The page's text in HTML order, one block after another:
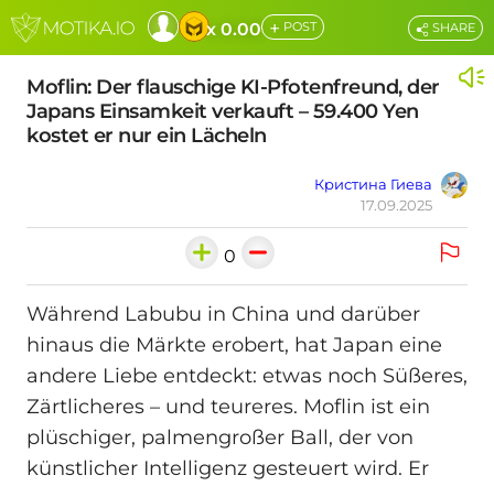
x 0.00 + POST
Moflin: Der flauschige KI-Pfotenfreund, der
Japans Einsamkeit verkauft – 59.400 Yen
kostet er nur ein Lächeln
Кристина Гиева
17.09.2025
SHARE
0
Während Labubu in China und darüber
hinaus die Märkte erobert, hat Japan eine
andere Liebe entdeckt: etwas noch Süßeres,
Zärtlicheres – und teureres. Moflin ist ein
plüschiger, palmengroßer Ball, der von
künstlicher Intelligenz gesteuert wird. Er